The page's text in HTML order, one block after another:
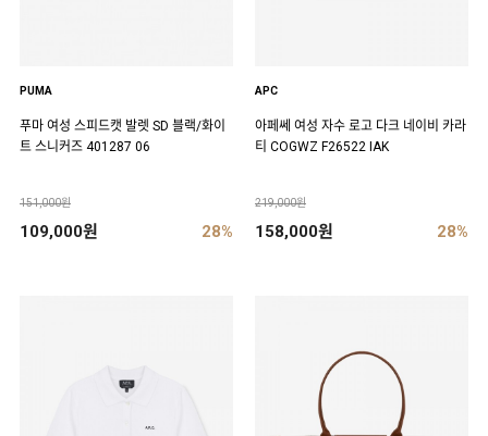
PUMA
푸마 여성 스피드캣 발렛 SD 블랙/화이
트 스니커즈 401287 06
151,000원
109,000원 28%
APC
아페쎄 여성 자수 로고 다크 네이비 카라
티 COGWZ F26522 IAK
219,000원
158,000원 28%